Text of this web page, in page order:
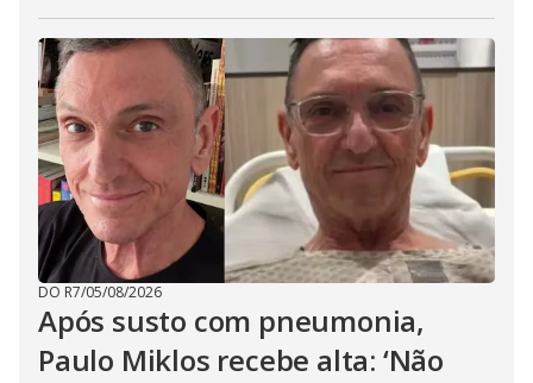
DO R7/05/08/2026
Após susto com pneumonia,
Paulo Miklos recebe alta: ‘Não